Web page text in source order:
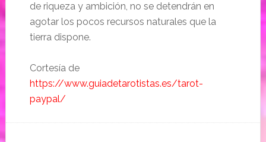
de riqueza y ambición, no se detendrán en
agotar los pocos recursos naturales que la
tierra dispone.
Cortesía de
https://www.guiadetarotistas.es/tarot-
paypal/